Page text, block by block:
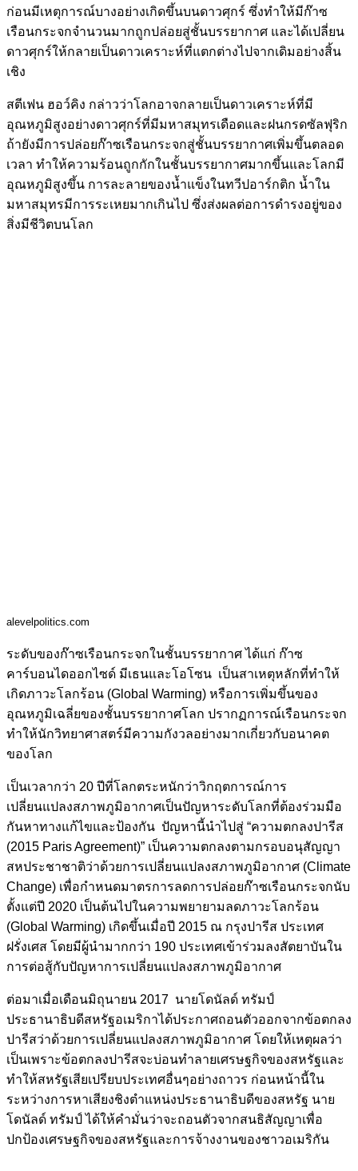
ก่อนมีเหตุการณ์บางอย่างเกิดขึ้นบนดาวศุกร์ ซึ่งทำให้มีก๊าซ
เรือนกระจกจำนวนมากถูกปล่อยสู่ชั้นบรรยากาศ และได้เปลี่ยน
ดาวศุกร์ให้กลายเป็นดาวเคราะห์ที่แตกต่างไปจากเดิมอย่างสิ้น
เชิง
สตีเฟน ฮอว์คิง กล่าวว่าโลกอาจกลายเป็นดาวเคราะห์ที่มี
อุณหภูมิสูงอย่างดาวศุกร์ที่มีมหาสมุทรเดือดและฝนกรดซัลฟุริก
ถ้ายังมีการปล่อยก๊าซเรือนกระจกสู่ชั้นบรรยากาศเพิ่มขึ้นตลอด
เวลา ทำให้ความร้อนถูกกักในชั้นบรรยากาศมากขึ้นและโลกมี
อุณหภูมิสูงขึ้น การละลายของน้ำแข็งในทวีปอาร์กติก น้ำใน
มหาสมุทรมีการระเหยมากเกินไป ซึ่งส่งผลต่อการดำรงอยู่ของ
สิ่งมีชีวิตบนโลก
alevelpolitics.com
ระดับของก๊าซเรือนกระจกในชั้นบรรยากาศ ได้แก่ ก๊าซ
คาร์บอนไดออกไซด์ มีเธนและโอโซน เป็นสาเหตุหลักที่ทำให้
เกิดภาวะโลกร้อน (Global Warming) หรือการเพิ่มขึ้นของ
อุณหภูมิเฉลี่ยของชั้นบรรยากาศโลก ปรากฏการณ์เรือนกระจก
ทำให้นักวิทยาศาสตร์มีความกังวลอย่างมากเกี่ยวกับอนาคต
ของโลก
เป็นเวลากว่า 20 ปีที่โลกตระหนักว่าวิกฤตการณ์การ
เปลี่ยนแปลงสภาพภูมิอากาศเป็นปัญหาระดับโลกที่ต้องร่วมมือ
กันหาทางแก้ไขและป้องกัน ปัญหานี้นำไปสู่ “ความตกลงปารีส
(2015 Paris Agreement)” เป็นความตกลงตามกรอบอนุสัญญา
สหประชาชาติว่าด้วยการเปลี่ยนแปลงสภาพภูมิอากาศ (Climate
Change) เพื่อกำหนดมาตรการลดการปล่อยก๊าซเรือนกระจกนับ
ตั้งแต่ปี 2020 เป็นต้นไปในความพยายามลดภาวะโลกร้อน
(Global Warming) เกิดขึ้นเมื่อปี 2015 ณ กรุงปารีส ประเทศ
ฝรั่งเศส โดยมีผู้นำมากกว่า 190 ประเทศเข้าร่วมลงสัตยาบันใน
การต่อสู้กับปัญหาการเปลี่ยนแปลงสภาพภูมิอากาศ
ต่อมาเมื่อเดือนมิถุนายน 2017 นายโดนัลด์ ทรัมป์
ประธานาธิบดีสหรัฐอเมริกาได้ประกาศถอนตัวออกจากข้อตกลง
ปารีสว่าด้วยการเปลี่ยนแปลงสภาพภูมิอากาศ โดยให้เหตุผลว่า
เป็นเพราะข้อตกลงปารีสจะบ่อนทำลายเศรษฐกิจของสหรัฐและ
ทำให้สหรัฐเสียเปรียบประเทศอื่นๆอย่างถาวร ก่อนหน้านี้ใน
ระหว่างการหาเสียงชิงตำแหน่งประธานาธิบดีของสหรัฐ นาย
โดนัลด์ ทรัมป์ ได้ให้คำมั่นว่าจะถอนตัวจากสนธิสัญญาเพื่อ
ปกป้องเศรษฐกิจของสหรัฐและการจ้างงานของชาวอเมริกัน